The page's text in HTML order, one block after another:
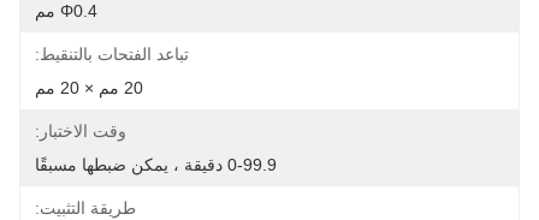
Φ0.4 مم
تباعد الفتحات بالتنقيط:
20 مم × 20 مم
وقت الاختبار:
0-99.9 دقيقة ، يمكن ضبطها مسبقًا
طريقة التثبيت: